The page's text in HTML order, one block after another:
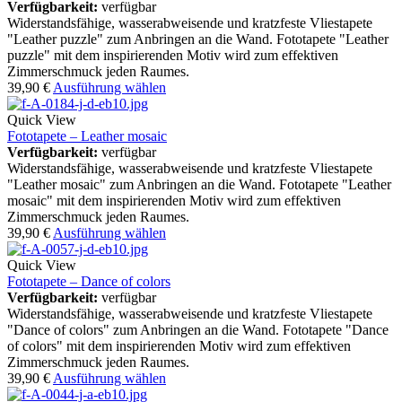
Verfügbarkeit: verfügbar
Widerstandsfähige, wasserabweisende und kratzfeste Vliestapete
"Leather puzzle" zum Anbringen an die Wand. Fototapete "Leather
puzzle" mit dem inspirierenden Motiv wird zum effektiven
Zimmerschmuck jeden Raumes.
39,90 € Ausführung wählen
Quick View
Fototapete – Leather mosaic
Verfügbarkeit: verfügbar
Widerstandsfähige, wasserabweisende und kratzfeste Vliestapete
"Leather mosaic" zum Anbringen an die Wand. Fototapete "Leather
mosaic" mit dem inspirierenden Motiv wird zum effektiven
Zimmerschmuck jeden Raumes.
39,90 € Ausführung wählen
Quick View
Fototapete – Dance of colors
Verfügbarkeit: verfügbar
Widerstandsfähige, wasserabweisende und kratzfeste Vliestapete
"Dance of colors" zum Anbringen an die Wand. Fototapete "Dance
of colors" mit dem inspirierenden Motiv wird zum effektiven
Zimmerschmuck jeden Raumes.
39,90 € Ausführung wählen